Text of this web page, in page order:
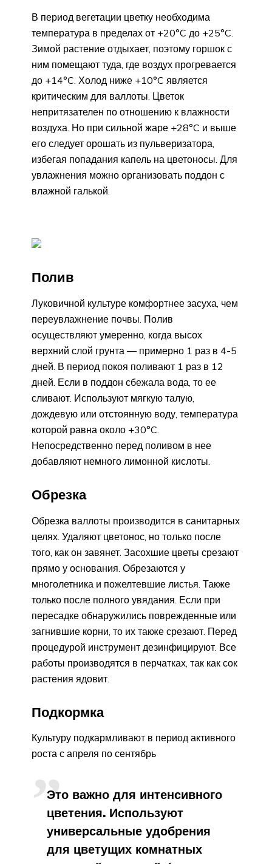
В период вегетации цветку необходима
температура в пределах от +20°C до +25°C.
Зимой растение отдыхает, поэтому горшок с
ним помещают туда, где воздух прогревается
до +14°C. Холод ниже +10°C является
критическим для валлоты. Цветок
непритязателен по отношению к влажности
воздуха. Но при сильной жаре +28°C и выше
его следует орошать из пульверизатора,
избегая попадания капель на цветоносы. Для
увлажнения можно организовать поддон с
влажной галькой.
Полив
Луковичной культуре комфортнее засуха, чем
переувлажнение почвы. Полив
осуществляют умеренно, когда высох
верхний слой грунта — примерно 1 раз в 4-5
дней. В период покоя поливают 1 раз в 12
дней. Если в поддон сбежала вода, то ее
сливают. Используют мягкую талую,
дождевую или отстоянную воду, температура
которой равна около +30°C.
Непосредственно перед поливом в нее
добавляют немного лимонной кислоты.
Обрезка
Обрезка валлоты производится в санитарных
целях. Удаляют цветонос, но только после
того, как он завянет. Засохшие цветы срезают
прямо у основания. Обрезаются у
многолетника и пожелтевшие листья. Также
только после полного увядания. Если при
пересадке обнаружились поврежденные или
загнившие корни, то их также срезают. Перед
процедурой инструмент дезинфицируют. Все
работы производятся в перчатках, так как сок
растения ядовит.
Подкормка
Культуру подкармливают в период активного
роста с апреля по сентябрь
Это важно для интенсивного
цветения. Используют
универсальные удобрения
для цветущих комнатных